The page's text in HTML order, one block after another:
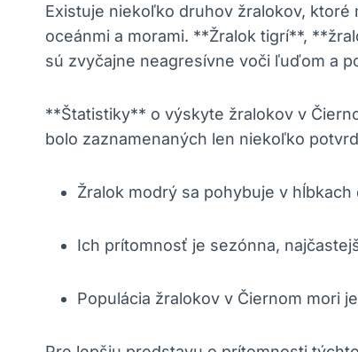
Existuje niekoľko druhov žralokov,
oceánmi a morami. **Žralok tigrí**,
sú zvyčajne neagresívne voči ľuďom a
**Štatistiky** o výskyte žralokov v
bolo zaznamenaných len niekoľko
Žralok modrý sa pohybuje v hĺbkach
Ich prítomnosť je sezónna,
Populácia žralokov v Čiernom mori